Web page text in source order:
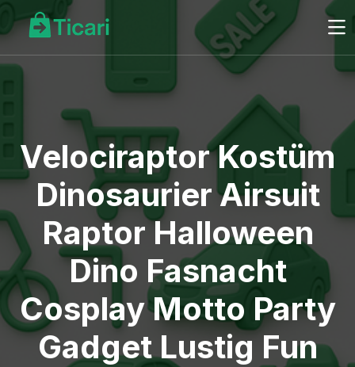
Velociraptor Kostüm
Dinosaurier Airsuit
Raptor Halloween
Dino Fasnacht
Cosplay Motto Party
Gadget Lustig Fun